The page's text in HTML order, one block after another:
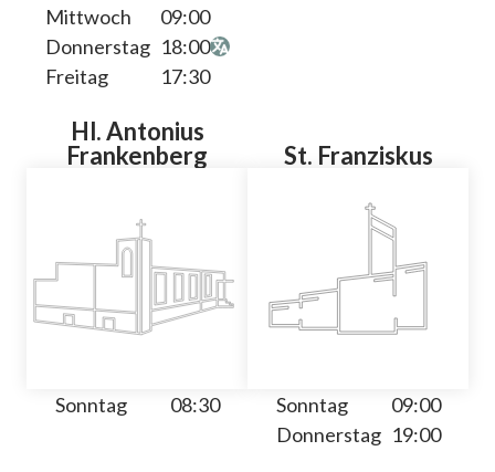
Mittwoch
09:00
Donnerstag 18:00
Freitag
17:30
Hl. Antonius
Frankenberg
Sonntag 08:30
St. Franziskus
Sonntag
09:00
Donnerstag 19:00